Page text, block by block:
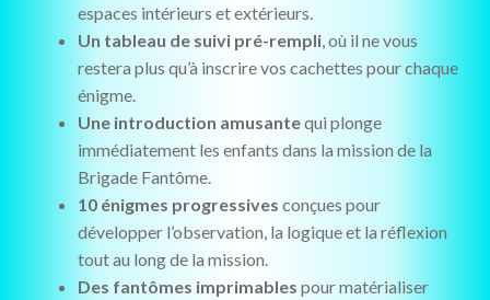
espaces intérieurs et extérieurs.
Un tableau de suivi pré-rempli, où il ne vous
restera plus qu’à inscrire vos cachettes pour chaque
énigme.
Une introduction amusantequi plonge
immédiatement les enfants dans la mission de la
Brigade Fantôme.
10 énigmes progressives conçues pour
développer l’observation, la logique et la réflexion
tout au long de la mission.
Des fantômes imprimables pour matérialiser